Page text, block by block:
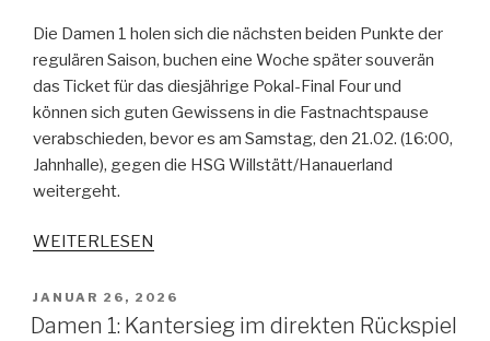
Die Damen 1 holen sich die nächsten beiden Punkte der
regulären Saison, buchen eine Woche später souverän
das Ticket für das diesjährige Pokal-Final Four und
können sich guten Gewissens in die Fastnachtspause
verabschieden, bevor es am Samstag, den 21.02. (16:00,
Jahnhalle), gegen die HSG Willstätt/Hanauerland
weitergeht.
WEITERLESEN
JANUAR 26, 2026
Damen 1: Kantersieg im direkten Rückspiel